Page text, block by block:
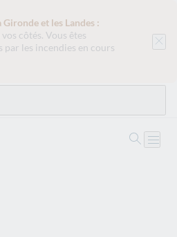
Gironde et les Landes :
vos côtés. Vous êtes
les incendies en cours